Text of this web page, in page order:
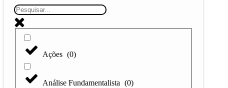
Ações (0)
Análise Fundamentalista (0)